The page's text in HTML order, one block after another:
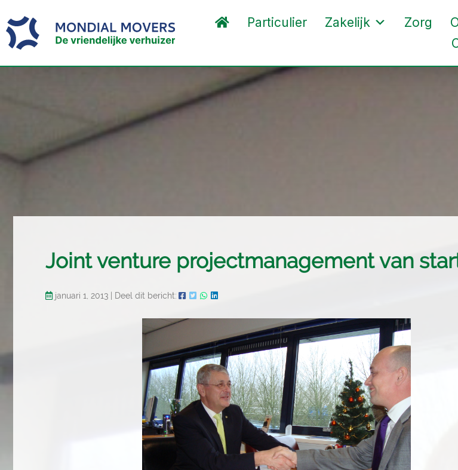
Particulier Zakelijk Zorg
Joint venture projectmanagement van
januari 1, 2013 Deel dit bericht: